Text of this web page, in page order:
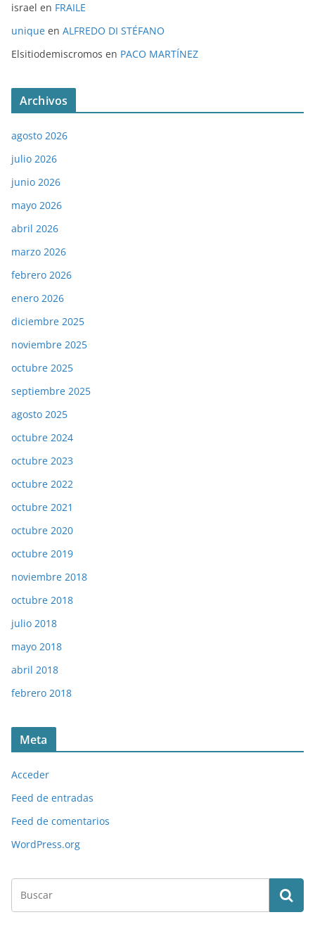
israel en FRAILE
unique en ALFREDO DI STÉFANO
Elsitiodemiscromos en PACO MARTÍNEZ
Archivos
agosto 2026
julio 2026
junio 2026
mayo 2026
abril 2026
marzo 2026
febrero 2026
enero 2026
diciembre 2025
noviembre 2025
octubre 2025
septiembre 2025
agosto 2025
octubre 2024
octubre 2023
octubre 2022
octubre 2021
octubre 2020
octubre 2019
noviembre 2018
octubre 2018
julio 2018
mayo 2018
abril 2018
febrero 2018
Meta
Acceder
Feed de entradas
Feed de comentarios
WordPress.org